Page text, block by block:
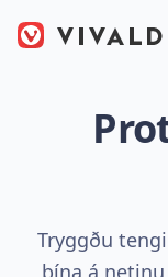
Tryggðu
þína á